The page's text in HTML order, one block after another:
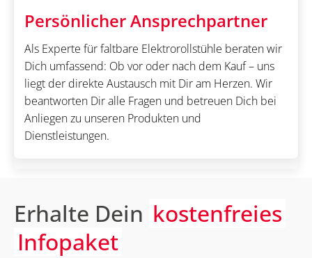
Persönlicher Ansprechpartner
Als Experte für faltbare Elektrorollstühle beraten wir
Dich umfassend: Ob vor oder nach dem Kauf – uns
liegt der direkte Austausch mit Dir am Herzen. Wir
beantworten Dir alle Fragen und betreuen Dich bei
Anliegen zu unseren Produkten und
Dienstleistungen.
Erhalte Dein kostenfreies
Infopaket